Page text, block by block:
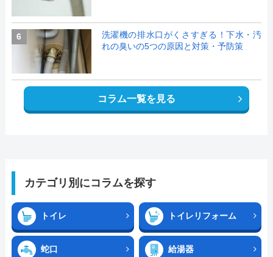
6
洗濯機の排水口がくさすぎる！下水・汚
れの臭いの5つの原因と対策・予防策
コラム一覧を見る
カテゴリ別にコラムを探す
トイレ トイレリフォーム
蛇口 給湯器